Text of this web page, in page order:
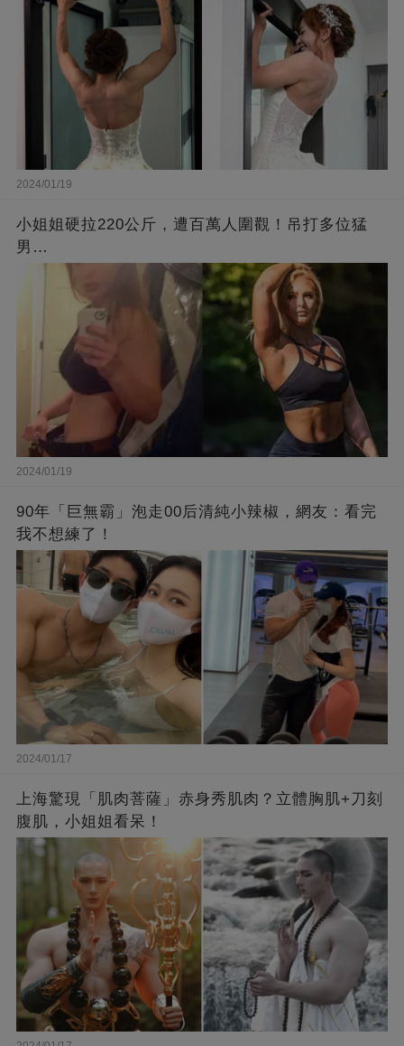
2024/01/19
小姐姐硬拉220公斤，遭百萬人圍觀！吊打多位猛
男…
2024/01/19
90年「巨無霸」泡走00后清純小辣椒，網友：看完
我不想練了！
2024/01/17
上海驚現「肌肉菩薩」赤身秀肌肉？立體胸肌+刀刻
腹肌，小姐姐看呆！